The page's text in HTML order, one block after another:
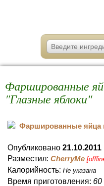
Фаршированные
"Глазные яблоки"
Опубликовано 21.10.2011
Разместил: CherryMe
Калорийность: Не указана
Время приготовления: